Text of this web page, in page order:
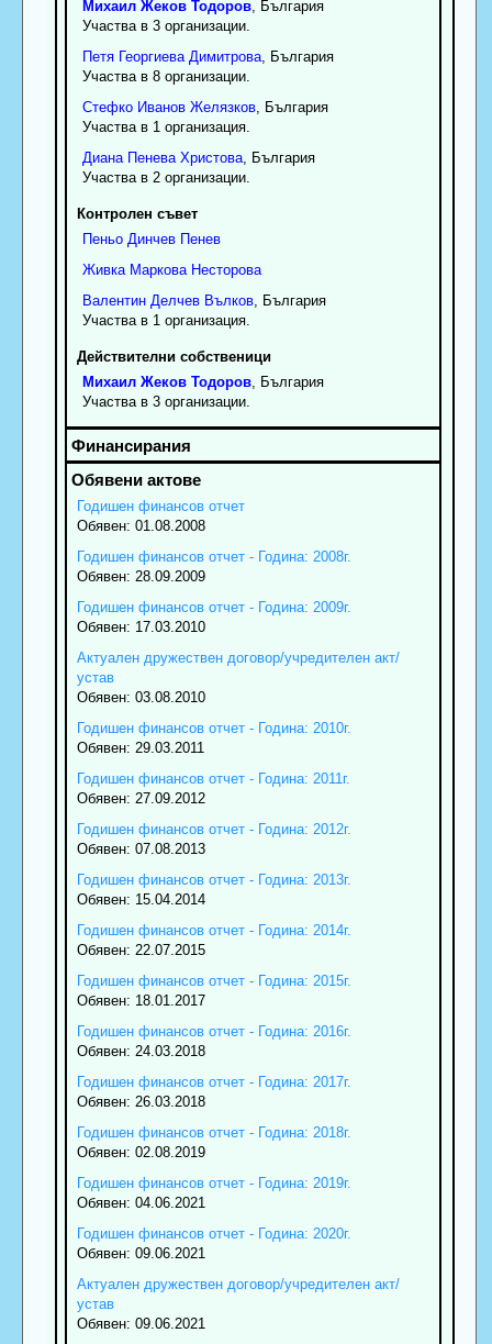
Михаил Жеков Тодоров, България
Участва в 3 организации.
Петя Георгиева Димитрова, България
Участва в 8 организации.
Стефко Иванов Желязков, България
Участва в 1 организация.
Диана Пенева Христова, България
Участва в 2 организации.
Контролен съвет
Пеньо Динчев Пенев
Живка Маркова Несторова
Валентин Делчев Вълков, България
Участва в 1 организация.
Действителни собственици
Михаил Жеков Тодоров, България
Участва в 3 организации.
Годишен финансов отчет
Обявен: 01.08.2008
Годишен финансов отчет - Година: 2008г.
Обявен: 28.09.2009
Годишен финансов отчет - Година: 2009г.
Обявен: 17.03.2010
Актуален дружествен договор/учредителен акт/
устав
Обявен: 03.08.2010
Годишен финансов отчет - Година: 2010г.
Обявен: 29.03.2011
Годишен финансов отчет - Година: 2011г.
Обявен: 27.09.2012
Годишен финансов отчет - Година: 2012г.
Обявен: 07.08.2013
Годишен финансов отчет - Година: 2013г.
Обявен: 15.04.2014
Годишен финансов отчет - Година: 2014г.
Обявен: 22.07.2015
Годишен финансов отчет - Година: 2015г.
Обявен: 18.01.2017
Годишен финансов отчет - Година: 2016г.
Обявен: 24.03.2018
Годишен финансов отчет - Година: 2017г.
Обявен: 26.03.2018
Годишен финансов отчет - Година: 2018г.
Обявен: 02.08.2019
Годишен финансов отчет - Година: 2019г.
Обявен: 04.06.2021
Годишен финансов отчет - Година: 2020г.
Обявен: 09.06.2021
Актуален дружествен договор/учредителен акт/
устав
Обявен: 09.06.2021